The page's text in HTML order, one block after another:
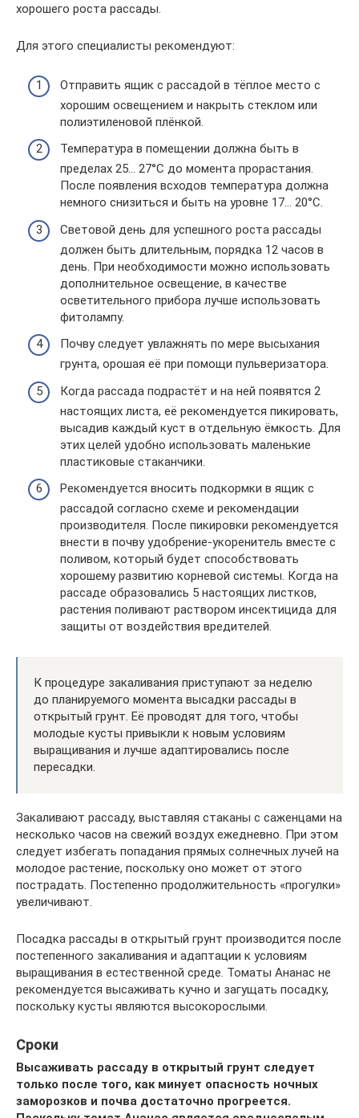
хорошего роста рассады.
Для этого специалисты рекомендуют:
Отправить ящик с рассадой в тёплое место с
хорошим освещением и накрыть стеклом или
полиэтиленовой плёнкой.
Температура в помещении должна быть в
пределах 25… 27°С до момента прорастания.
После появления всходов температура должна
немного снизиться и быть на уровне 17… 20°С.
Световой день для успешного роста рассады
должен быть длительным, порядка 12 часов в
день. При необходимости можно использовать
дополнительное освещение, в качестве
осветительного прибора лучше использовать
фитолампу.
Почву следует увлажнять по мере высыхания
грунта, орошая её при помощи пульверизатора.
Когда рассада подрастёт и на ней появятся 2
настоящих листа, её рекомендуется пикировать,
высадив каждый куст в отдельную ёмкость. Для
этих целей удобно использовать маленькие
пластиковые стаканчики.
Рекомендуется вносить подкормки в ящик с
рассадой согласно схеме и рекомендации
производителя. После пикировки рекомендуется
внести в почву удобрение-укоренитель вместе с
поливом, который будет способствовать
хорошему развитию корневой системы. Когда на
рассаде образовались 5 настоящих листков,
растения поливают раствором инсектицида для
защиты от воздействия вредителей.
К процедуре закаливания приступают за неделю
до планируемого момента высадки рассады в
открытый грунт. Её проводят для того, чтобы
молодые кусты привыкли к новым условиям
выращивания и лучше адаптировались после
пересадки.
Закаливают рассаду, выставляя стаканы с саженцами на
несколько часов на свежий воздух ежедневно. При этом
следует избегать попадания прямых солнечных лучей на
молодое растение, поскольку оно может от этого
пострадать. Постепенно продолжительность «прогулки»
увеличивают.
Посадка рассады в открытый грунт производится после
постепенного закаливания и адаптации к условиям
выращивания в естественной среде. Томаты Ананас не
рекомендуется высаживать кучно и загущать посадку,
поскольку кусты являются высокорослыми.
Сроки
Высаживать рассаду в открытый грунт следует
только после того, как минует опасность ночных
заморозков и почва достаточно прогреется.